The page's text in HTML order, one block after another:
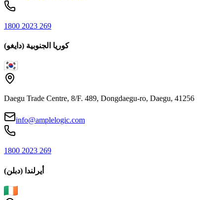
1800 2023 269
كوريا الجنوبية (دايغو)
Daegu Trade Centre, 8/F. 489, Dongdaegu-ro, Daegu, 41256
info@amplelogic.com
1800 2023 269
أيرلندا (دبلن)